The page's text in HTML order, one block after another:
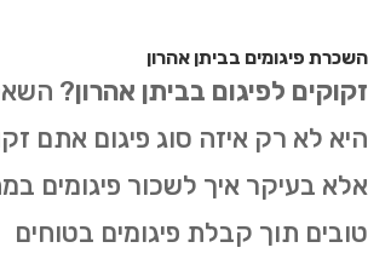
השכרת פיגומים בביתן אהרון
זקוקים לפיגום בביתן אהרון?
היא לא רק איזה סוג פיגום אתם
אלא בעיקר איך לשכור פיגומים
טובים תוך קבלת פיגומים בטוחים